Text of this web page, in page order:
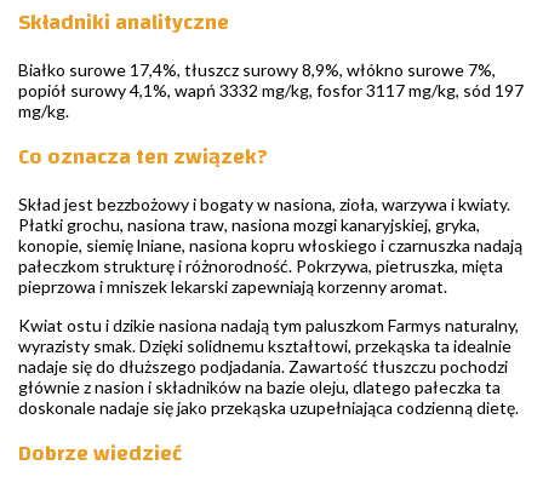
Składniki analityczne
Białko surowe 17,4%, tłuszcz surowy 8,9%, włókno surowe 7%,
popiół surowy 4,1%, wapń 3332 mg/kg, fosfor 3117 mg/kg, sód 197
mg/kg.
Co oznacza ten związek?
Skład jest bezzbożowy i bogaty w nasiona, zioła, warzywa i kwiaty.
Płatki grochu, nasiona traw, nasiona mozgi kanaryjskiej, gryka,
konopie, siemię lniane, nasiona kopru włoskiego i czarnuszka nadają
pałeczkom strukturę i różnorodność. Pokrzywa, pietruszka, mięta
pieprzowa i mniszek lekarski zapewniają korzenny aromat.
Kwiat ostu i dzikie nasiona nadają tym paluszkom Farmys naturalny,
wyrazisty smak. Dzięki solidnemu kształtowi, przekąska ta idealnie
nadaje się do dłuższego podjadania. Zawartość tłuszczu pochodzi
głównie z nasion i składników na bazie oleju, dlatego pałeczka ta
doskonale nadaje się jako przekąska uzupełniająca codzienną dietę.
Dobrze wiedzieć